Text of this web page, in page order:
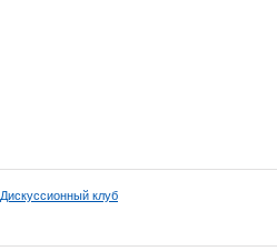
Дискуссионный клуб